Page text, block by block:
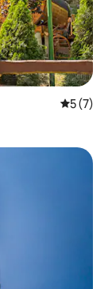
5 de
5 (7)